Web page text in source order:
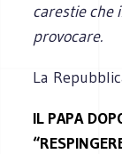
carestie che
provocare.
La
IL PAPA